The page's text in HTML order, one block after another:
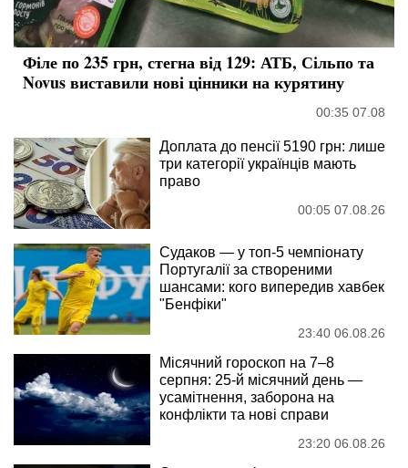
Філе по 235 грн, стегна від 129: АТБ, Сільпо та
Novus виставили нові цінники на курятину
00:35 07.08
Доплата до пенсії 5190 грн: лише
три категорії українців мають
право
00:05 07.08.26
Судаков — у топ-5 чемпіонату
Португалії за створеними
шансами: кого випередив хавбек
"Бенфіки"
23:40 06.08.26
Місячний гороскоп на 7–8
серпня: 25-й місячний день —
усамітнення, заборона на
конфлікти та нові справи
23:20 06.08.26